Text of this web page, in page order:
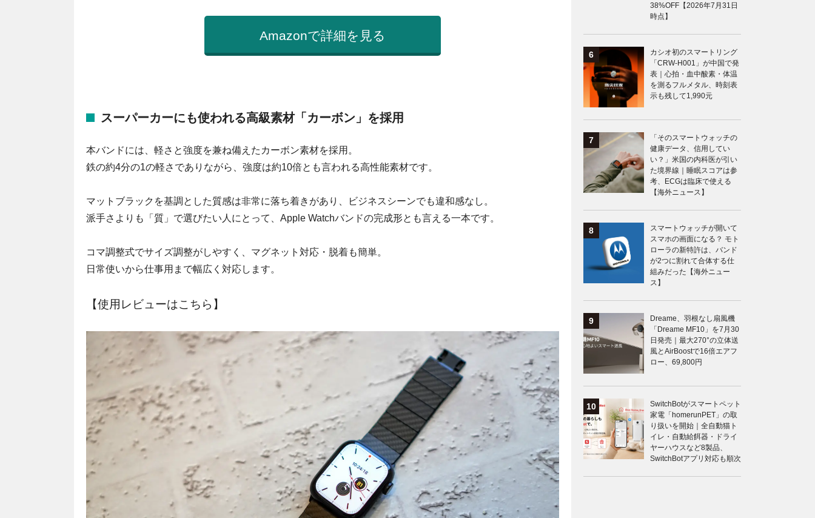
Amazonで詳細を見る
スーパーカーにも使われる高級素材「カーボン」を採用
本バンドには、軽さと強度を兼ね備えたカーボン素材を採用。
鉄の約4分の1の軽さでありながら、強度は約10倍とも言われる高性能素材です。
マットブラックを基調とした質感は非常に落ち着きがあり、ビジネスシーンでも違和感なし。
派手さよりも「質」で選びたい人にとって、Apple Watchバンドの完成形とも言える一本です。
コマ調整式でサイズ調整がしやすく、マグネット対応・脱着も簡単。
日常使いから仕事用まで幅広く対応します。
【使用レビューはこちら】
38%OFF【2026年7月31日
時点】
カシオ初のスマートリング
「CRW-H001」が中国で発
表｜心拍・血中酸素・体温
を測るフルメタル、時刻表
示も残して1,990元
「そのスマートウォッチの
健康データ、信用してい
い？」米国の内科医が引い
た境界線｜睡眠スコアは参
考、ECGは臨床で使える
【海外ニュース】
スマートウォッチが開いて
スマホの画面になる？ モト
ローラの新特許は、バンド
が2つに割れて合体する仕
組みだった【海外ニュー
ス】
Dreame、羽根なし扇風機
「Dreame MF10」を7月30
日発売｜最大270°の立体送
風とAirBoostで16倍エアフ
ロー、69,800円
SwitchBotがスマートペット
家電「homerunPET」の取
り扱いを開始｜全自動猫ト
イレ・自動給餌器・ドライ
ヤーハウスなど8製品、
SwitchBotアプリ対応も順次